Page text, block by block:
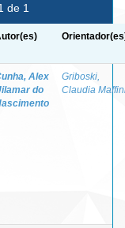
de 1
Alex
do
Griboski,
Claudia